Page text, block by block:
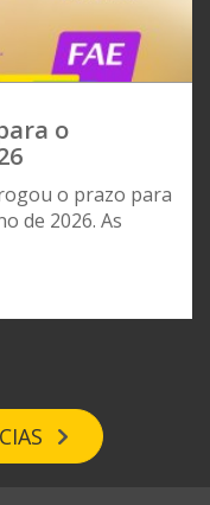
o
o prazo para
de 2026. As